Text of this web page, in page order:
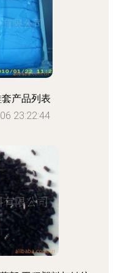
产品列表
23:22:44